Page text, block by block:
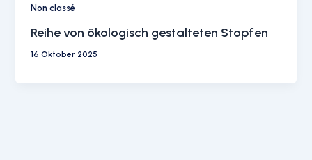
Non classé
Reihe von ökologisch gestalteten Stopfen
16 Oktober 2025